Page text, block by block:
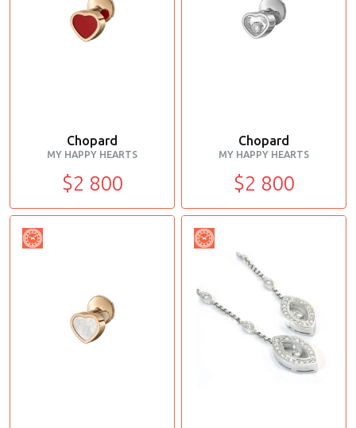
Chopard
MY HAPPY HEARTS
$2 800
Chopard
MY HAPPY HEARTS
$2 800